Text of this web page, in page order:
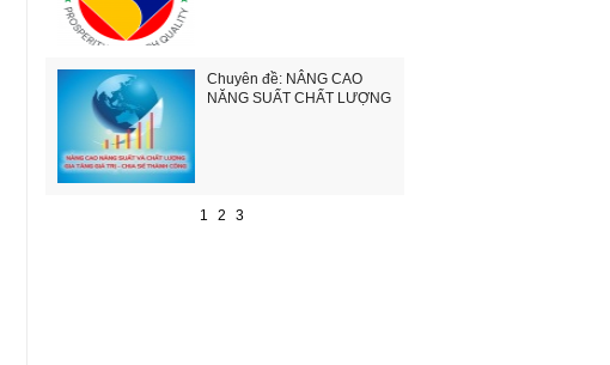
Chuyên đề: NÂNG CAO
NĂNG SUẤT CHẤT LƯỢNG
1 2 3